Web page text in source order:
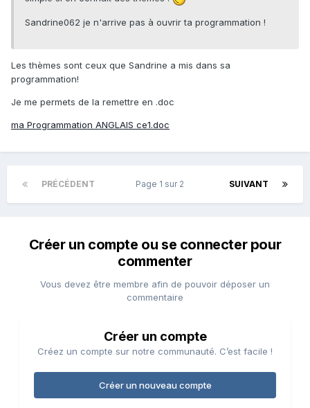
Sandrine062 je n'arrive pas à ouvrir ta programmation !
Les thèmes sont ceux que Sandrine a mis dans sa
programmation!
Je me permets de la remettre en .doc
ma Programmation ANGLAIS ce1.doc
PRÉCÉDENT SUIVANT
Page 1 sur 2
Créer un compte ou se connecter pour
commenter
Vous devez être membre afin de pouvoir déposer un
commentaire
Créer un compte
Créez un compte sur notre communauté. C’est facile !
Créer un nouveau compte